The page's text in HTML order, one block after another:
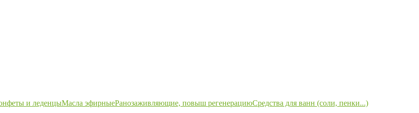
и леденцыМасла эфирныеРанозаживляющие, повыш регенерациюСредства для ванн (соли, пенки...)